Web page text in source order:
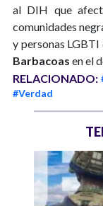
al DIH que
comunidades
y personas
Barbacoas en el
RELACIONADO:
#Verdad